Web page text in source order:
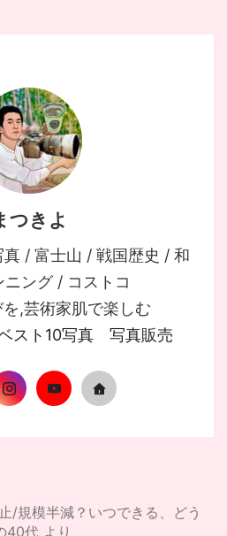
つきよ
/ 富士山 / 戦国歴史 / 和
ング / コストコ
,芸術家肌で楽しむ
スト10写真 写真販売
/規模半減？いつできる、どう
40代 より